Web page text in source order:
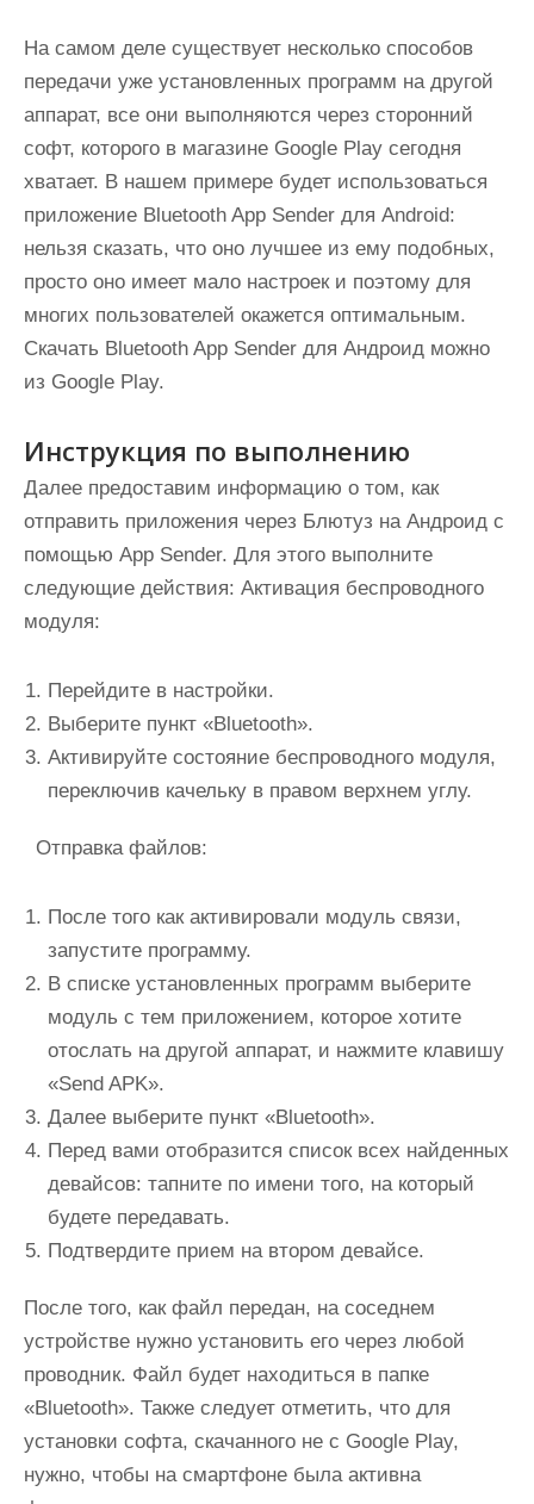
На самом деле существует несколько способов
передачи уже установленных программ на другой
аппарат, все они выполняются через сторонний
софт, которого в магазине Google Play сегодня
хватает. В нашем примере будет использоваться
приложение Bluetooth App Sender для Android:
нельзя сказать, что оно лучшее из ему подобных,
просто оно имеет мало настроек и поэтому для
многих пользователей окажется оптимальным.
Скачать Bluetooth App Sender для Андроид можно
из Google Play.
Инструкция по выполнению
Далее предоставим информацию о том, как
отправить приложения через Блютуз на Андроид с
помощью App Sender. Для этого выполните
следующие действия: Активация беспроводного
модуля:
Перейдите в настройки.
Выберите пункт «Bluetooth».
Активируйте состояние беспроводного модуля,
переключив качельку в правом верхнем углу.
Отправка файлов:
После того как активировали модуль связи,
запустите программу.
В списке установленных программ выберите
модуль с тем приложением, которое хотите
отослать на другой аппарат, и нажмите клавишу
«Send APK».
Далее выберите пункт «Bluetooth».
Перед вами отобразится список всех найденных
девайсов: тапните по имени того, на который
будете передавать.
Подтвердите прием на втором девайсе.
После того, как файл передан, на соседнем
устройстве нужно установить его через любой
проводник. Файл будет находиться в папке
«Bluetooth». Также следует отметить, что для
установки софта, скачанного не с Google Play,
нужно, чтобы на смартфоне была активна